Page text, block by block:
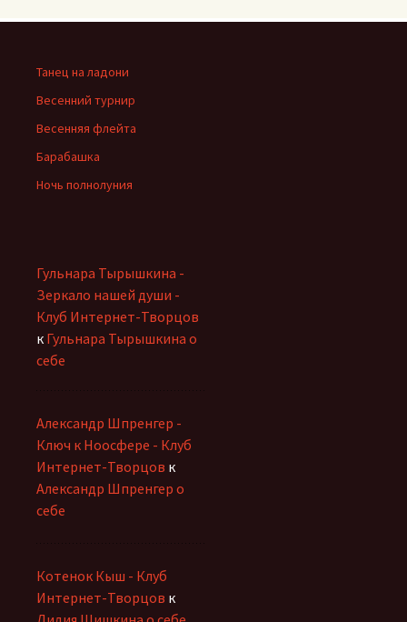
Танец на ладони
Весенний турнир
Весенняя флейта
Барабашка
Ночь полнолуния
Гульнара Тырышкина -
Зеркало нашей души -
Клуб Интернет-Творцов
к Гульнара Тырышкина о
себе
Александр Шпренгер -
Ключ к Ноосфере - Клуб
Интернет-Творцов к
Александр Шпренгер о
себе
Котенок Кыш - Клуб
Интернет-Творцов к